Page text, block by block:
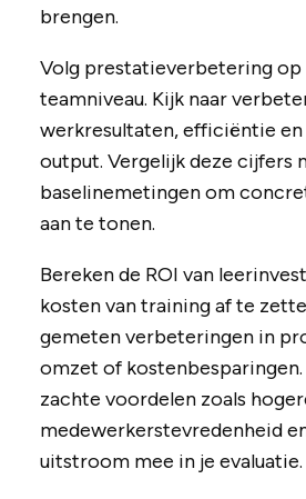
brengen.
Volg prestatieverbetering op
teamniveau. Kijk naar
werkresultaten, efficiëntie
output. Vergelijk deze cijfers
baselinemetingen om
aan te tonen.
Bereken de ROI van
kosten van training af te
gemeten verbeteringen in
omzet of
zachte voordelen zoals
medewerkerstevredenheid
uitstroom mee in je evaluatie.